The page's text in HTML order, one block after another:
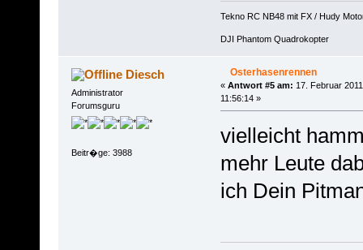
Tekno RC NB48 mit FX / Hudy
DJI Phantom Quadrokopter
Diesch
Administrator
Forumsguru
Beitr�ge: 3988
Osterhasenrennen
« Antwort #5 am: 17. Februar
11:56:14 »
vielleicht
mehr Leute
ich Dein